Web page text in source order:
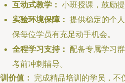
互动式教学： 小班授课，鼓励
实验环境保障： 提供稳定的个
保每位学员有充足动手机会。
全程学习支持：
配备专属学习
考前冲刺辅导。
价值：
完成精品培训的学员，不